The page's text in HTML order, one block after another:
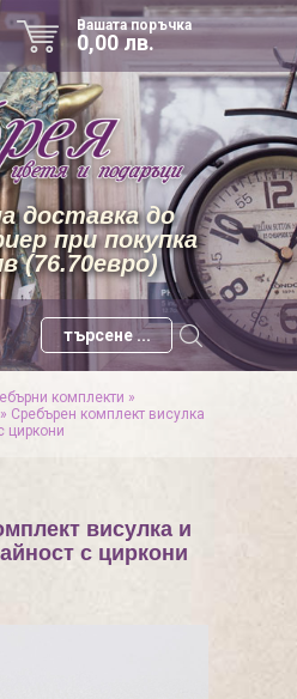
Вашата поръчка
0,00 лв.
доставка до
при покупка
(76.70евро)
комплекти »
» Сребърен комплект висулка
циркони
висулка и
с циркони